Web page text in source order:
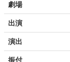
劇場
出演
演出
振付